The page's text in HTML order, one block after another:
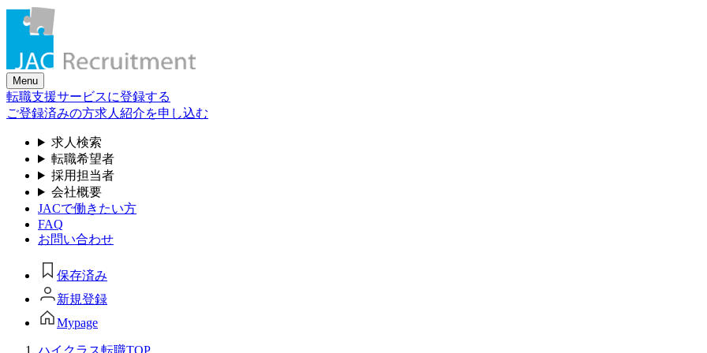
Skip
content
Menu
転職支援サービスに登録する
ご登録済みの方求人紹介を申し込む
求人検索
転職希望者
採用担当者
会社概要
JACで働きたい方
FAQ
お問い合わせ
保存済み
新規登録
Mypage
ハイクラス転職TOP